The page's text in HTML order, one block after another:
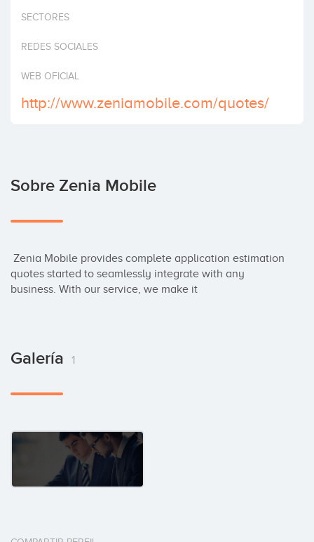
Invertir
SECTORES
REDES SOCIALES
WEB OFICIAL
http://www.zeniamobile.com/quotes/
Sobre Zenia Mobile
quotes started to seamlessly integrate with any
business. With our service, we make it
Galería 1